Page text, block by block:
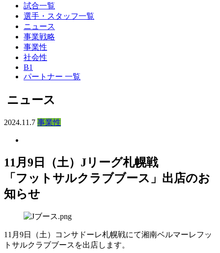
試合一覧
選手・スタッフ一覧
ニュース
事業戦略
事業性
社会性
B1
パートナー 一覧
ニュース
2024.11.7 事業性
11月9日（土）Jリーグ札幌戦
「フットサルクラブブース」出店のお
知らせ
11月9日（土）コンサドーレ札幌戦にて湘南ベルマーレフッ
トサルクラブブースを出店します。